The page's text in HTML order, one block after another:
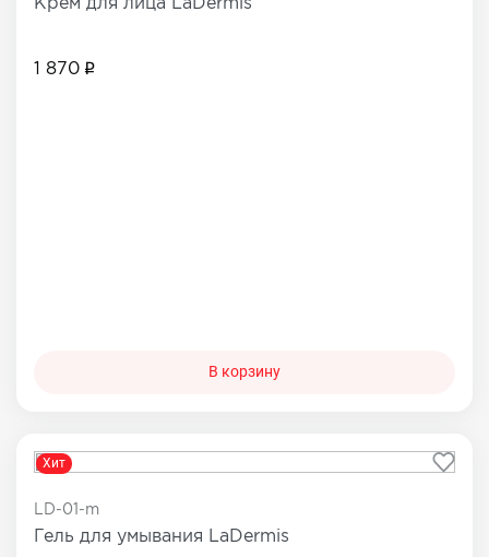
Крем для лица LaDermis
1 870
В корзину
Хит
LD-01-m
Гель для умывания LaDermis